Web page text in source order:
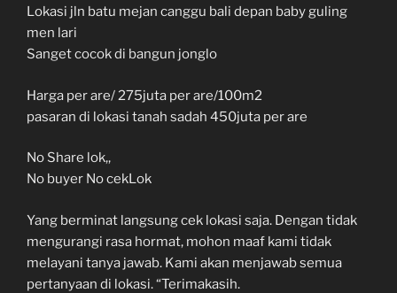
Lokasi jln batu mejan canggu bali depan baby guling
men lari
Sanget cocok di bangun jonglo
Harga per are/ 275juta per are/100m2
pasaran di lokasi tanah sadah 450juta per are
No Share lok,,
No buyer No cekLok
Yang berminat langsung cek lokasi saja. Dengan tidak
mengurangi rasa hormat, mohon maaf kami tidak
melayani tanya jawab. Kami akan menjawab semua
pertanyaan di lokasi. “Terimakasih.